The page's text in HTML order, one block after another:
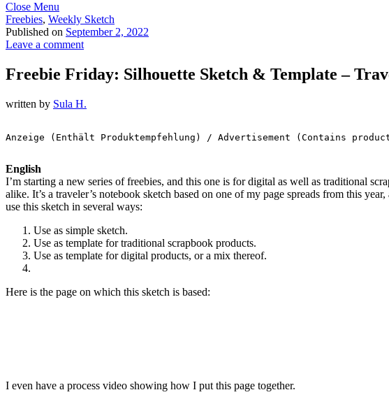
Close Menu
Freebies, Weekly Sketch
Published on September 2, 2022
Leave a comment
Freebie Friday: Silhouette Sketch & Template –
written by Sula H.
Anzeige (Enthält Produktempfehlung) / Advertisement (Contains product
English
I’m starting a new series of freebies, and this one is for digital as well as traditional
alike. It’s a traveler’s notebook sketch based on one of my page spreads from this
use this sketch in several ways:
Use as simple sketch.
Use as template for traditional scrapbook products.
Use as template for digital products, or a mix thereof.
Here is the page on which this sketch is based:
I even have a process video showing how I put this page together.